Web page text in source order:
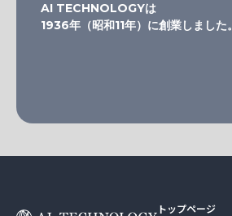
AI TECHNOLOGYは
1936年（昭和11年）に創業しました。
トップページ